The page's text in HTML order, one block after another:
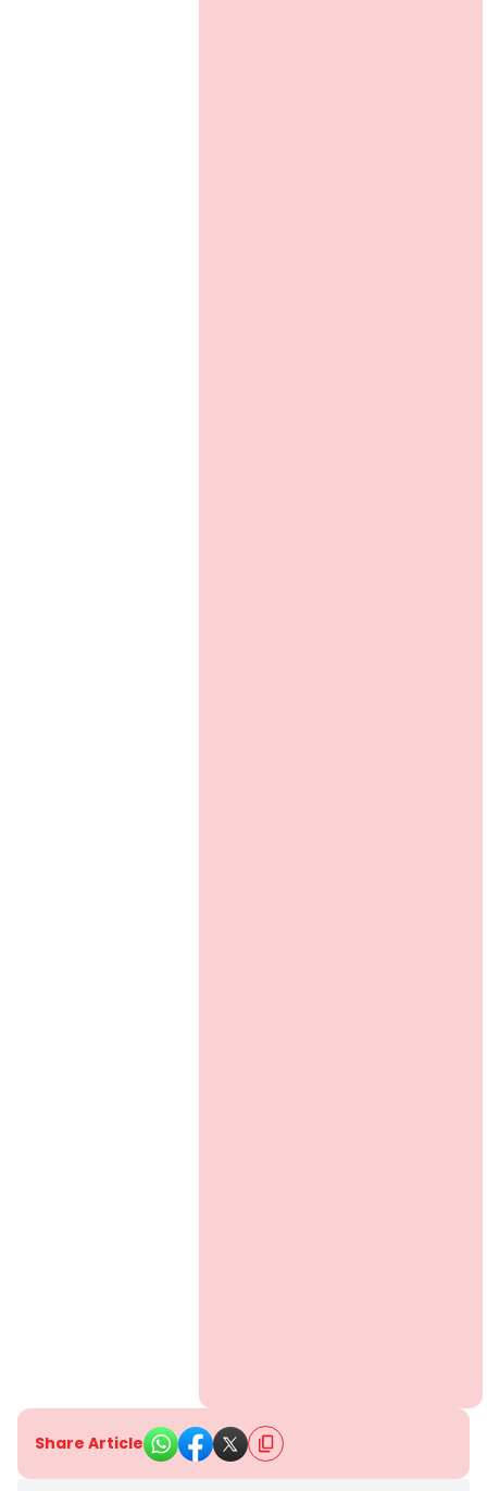
Share Article